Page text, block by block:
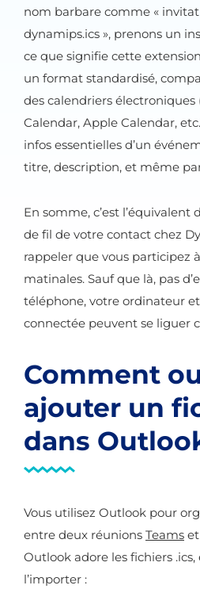
nom barbare comme «
dynamips.ics », prenons un
ce que signifie cette
un format standardisé,
des calendriers électroniques
Calendar, Apple Calendar,
infos essentielles d’un
titre, description, et même
En somme, c’est
de fil de votre contact chez
rappeler que vous participez
matinales. Sauf que là, pas
téléphone, votre ordinateur
connectée peuvent se liguer
Comment
ajouter un
dans
Vous utilisez Outlook pour
entre deux réunions Teams
Outlook adore les fichiers
l’importer :